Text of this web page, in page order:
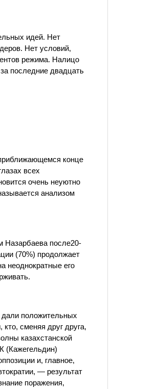
идей. Нет
Нет условий,
режима. Налицо
последние двадцать
конце
всех
очень неуютно
анализом
Назарбаева после20-
(70%) продолжает
неоднократные его
дали положительных
сменяя друг друга,
казахстанской
(Кажегельдин)
и, главное,
— результат
поражения,